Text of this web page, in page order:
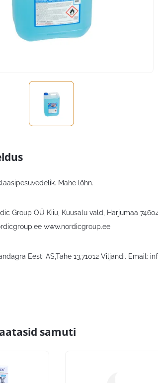
Mahe lõhn.
Group OÜ Kiiu, Kuusalu vald, Harjumaa 74604
www.nordicgroup.ee
Eesti AS,Tähe 13,71012 Viljandi. Email:
samuti